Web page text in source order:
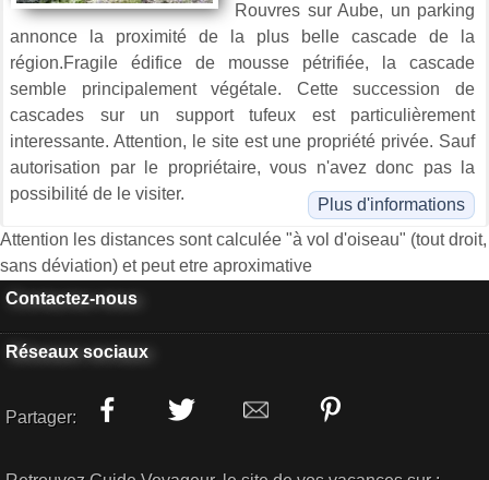
Rouvres sur Aube, un parking
annonce la proximité de la plus belle cascade de la
région.Fragile édifice de mousse pétrifiée, la cascade
semble principalement végétale. Cette succession de
cascades sur un support tufeux est particulièrement
interessante. Attention, le site est une propriété privée. Sauf
autorisation par le propriétaire, vous n'avez donc pas la
possibilité de le visiter.
Plus d'informations
Attention les distances sont calculée "à vol d'oiseau" (tout droit,
sans déviation) et peut etre aproximative
Contactez-nous
Réseaux sociaux
Partager: